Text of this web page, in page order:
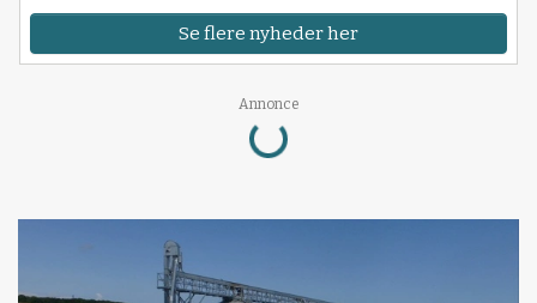
Se flere nyheder her
Annonce
Loading...